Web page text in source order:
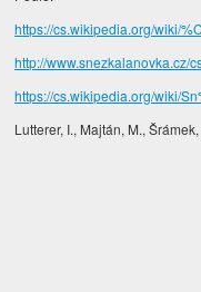
https://cs.wikipedia.org/wiki/
http://www.snezkalanovka.cz/
https://cs.wikipedia.org/wiki/
Lutterer, I., Majtán, M.,